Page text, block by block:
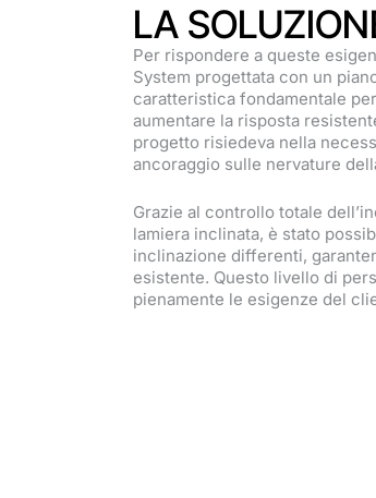
LA
Per rispondere a queste
System progettata con un
caratteristica fondamentale
aumentare la risposta
progetto risiedeva nella
ancoraggio sulle nervature
Grazie al controllo totale
lamiera inclinata, è stato
inclinazione differenti,
esistente. Questo livello di
pienamente le esigenze del